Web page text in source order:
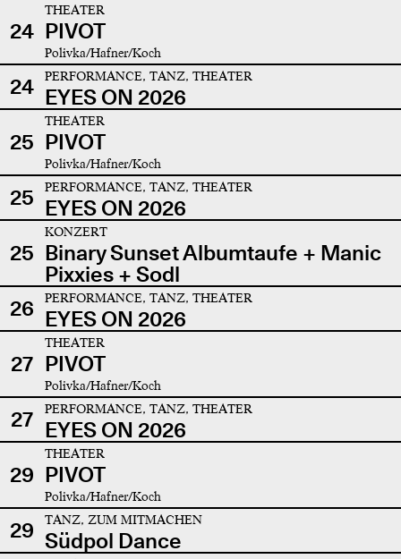
24
THEATER
PIVOT
Polivka/Hafner/Koch
24 PERFORMANCE, TANZ, THEATER
EYES ON 2026
25
THEATER
PIVOT
Polivka/Hafner/Koch
25 PERFORMANCE, TANZ, THEATER
EYES ON 2026
25
KONZERT
Binary Sunset Albumtaufe + Manic
Pixxies + Sodl
26
PERFORMANCE, TANZ, THEATER
EYES ON 2026
27
THEATER
PIVOT
Polivka/Hafner/Koch
27 PERFORMANCE, TANZ, THEATER
EYES ON 2026
29
THEATER
PIVOT
Polivka/Hafner/Koch
29 TANZ, ZUM MITMACHEN
Südpol Dance